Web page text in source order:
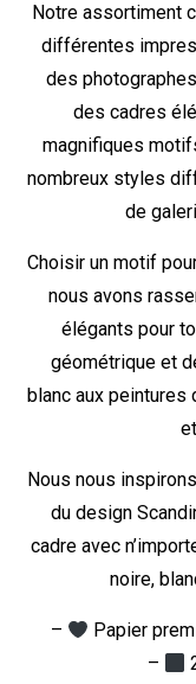
Notre assortiment
différentes
des
des cadres
magnifiques
nombreux styles
de
Choisir un motif
nous avons
élégants pour
géométrique et
blanc aux peintures
Nous nous
du design
cadre avec
noire,
–
Papier
–